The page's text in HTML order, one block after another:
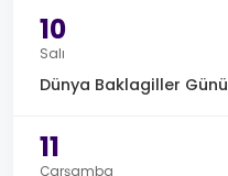
10
Salı
Dünya Baklagiller Günü
11
Çarşamba